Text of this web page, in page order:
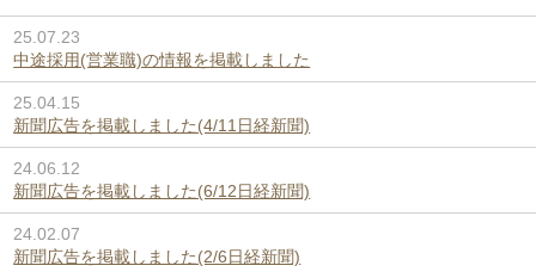
25.07.23
中途採用(営業職)の情報を掲載しました
25.04.15
新聞広告を掲載しました(4/11日経新聞)
24.06.12
新聞広告を掲載しました(6/12日経新聞)
24.02.07
新聞広告を掲載しました(2/6日経新聞)